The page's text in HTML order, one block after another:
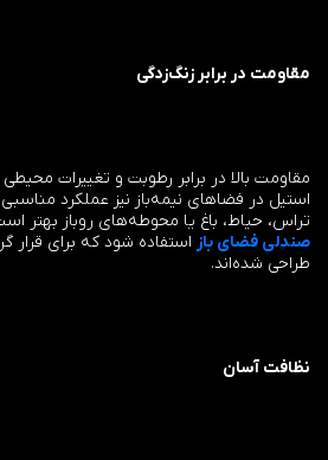
مقاومت در برابر زنگ‌زدگی
مقاومت بالا در برابر رطوبت و تغییرات
استیل در فضاهای نیمه‌باز نیز عملکرد مناسبی
تراس، حیاط، باغ یا محوطه‌های روباز بهتر
صندلی فضای باز استفاده شود که برای
طراحی شده‌اند.
نظافت آسان